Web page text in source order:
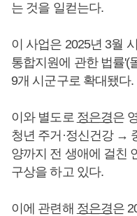
는 것을 일컫는다.
이 사업은 2025년 3월
통합지원에 관한 법률'(
9개 시군구로 확대됐다.
이와 별도로 정은경은
청년 주거·정신건강 →
양까지 전 생애에 걸친
구상을 하고 있다.
이에 관련해 정은경은